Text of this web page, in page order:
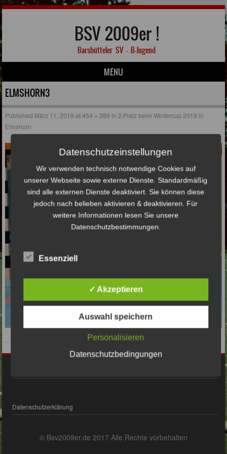
BSV 2009er !
Barsbütteler SV – B-Jugend
MENU
Skip to content
ELMSHORN3
Published März 11, 2019 at454 × 389 in 2.Platz beim Wintercup 2019 in
Elmshorn
Datenschutzerklärung
© Bsv2009er.de 2017 Alle Rechte vorbehalten
Datenschutzeinstellungen
Wir verwenden technisch notwendige Cookies auf
unserer Webseite sowie externe Dienste. Standardmäßig
sind alle externen Dienste deaktiviert. Sie können diese
jedoch nach belieben aktivieren & deaktivieren. Für
weitere Informationen lesen Sie unsere
Datenschutzbestimmungen.
Essenziell
✓ Akzeptieren
Auswahl speichern
Personalisieren
Datenschutzbedingungen